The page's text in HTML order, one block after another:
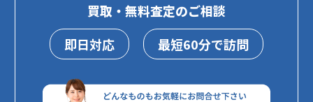
買取・無料査定のご相談
即日対応
最短60分で訪問